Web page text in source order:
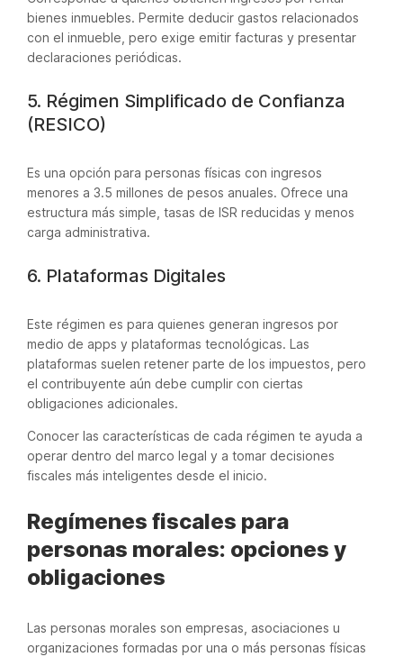
bienes inmuebles. Permite deducir gastos relacionados
con el inmueble, pero exige emitir facturas y presentar
declaraciones periódicas.
5. Régimen Simplificado de Confianza
(RESICO)
Es una opción para personas físicas con ingresos
menores a 3.5 millones de pesos anuales. Ofrece una
estructura más simple, tasas de ISR reducidas y menos
carga administrativa.
6. Plataformas Digitales
Este régimen es para quienes generan ingresos por
medio de apps y plataformas tecnológicas. Las
plataformas suelen retener parte de los impuestos, pero
el contribuyente aún debe cumplir con ciertas
obligaciones adicionales.
Conocer las características de cada régimen te ayuda a
operar dentro del marco legal y a tomar decisiones
fiscales más inteligentes desde el inicio.
Regímenes fiscales para
personas morales: opciones y
obligaciones
Las personas morales son empresas, asociaciones u
organizaciones formadas por una o más personas físicas